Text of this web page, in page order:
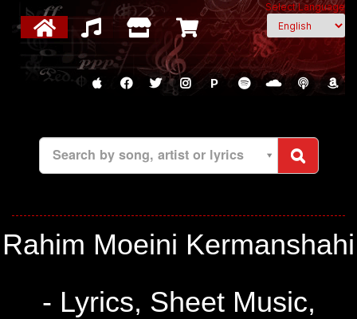
Select Language
P
Search by song, artist or lyrics
Rahim Moeini Kermanshahi
- Lyrics, Sheet Music,